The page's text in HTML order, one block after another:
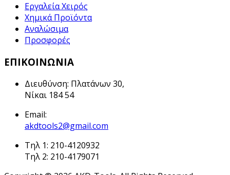
Εργαλεία Χειρός
Χημικά Προϊόντα
Αναλώσιμα
Προσφορές
ΕΠΙΚΟΙΝΩΝΙΑ
Διευθύνση: Πλατάνων 30,
Νίκαι 184 54
Email:
akdtools2@gmail.com
Τηλ 1: 210-4120932
Τηλ 2: 210-4179071